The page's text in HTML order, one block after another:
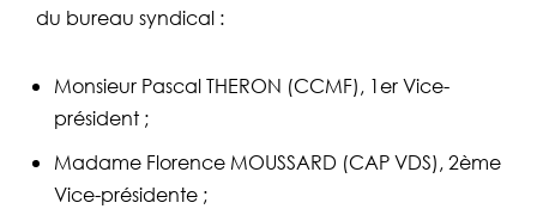
du bureau syndical :
Monsieur Pascal THERON (CCMF), 1er Vice-
président ;
Madame Florence MOUSSARD (CAP VDS), 2ème
Vice-présidente ;